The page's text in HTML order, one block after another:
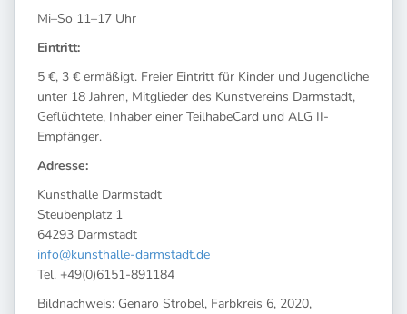
Mi–So 11–17 Uhr
Eintritt:
5 €, 3 € ermäßigt. Freier Eintritt für Kinder und Jugendliche
unter 18 Jahren, Mitglieder des Kunstvereins Darmstadt,
Geflüchtete, Inhaber einer TeilhabeCard und ALG II-
Empfänger.
Adresse:
Kunsthalle Darmstadt
Steubenplatz 1
64293 Darmstadt
info@kunsthalle-darmstadt.de
Tel. +49(0)6151-891184
Bildnachweis: Genaro Strobel, Farbkreis 6, 2020,